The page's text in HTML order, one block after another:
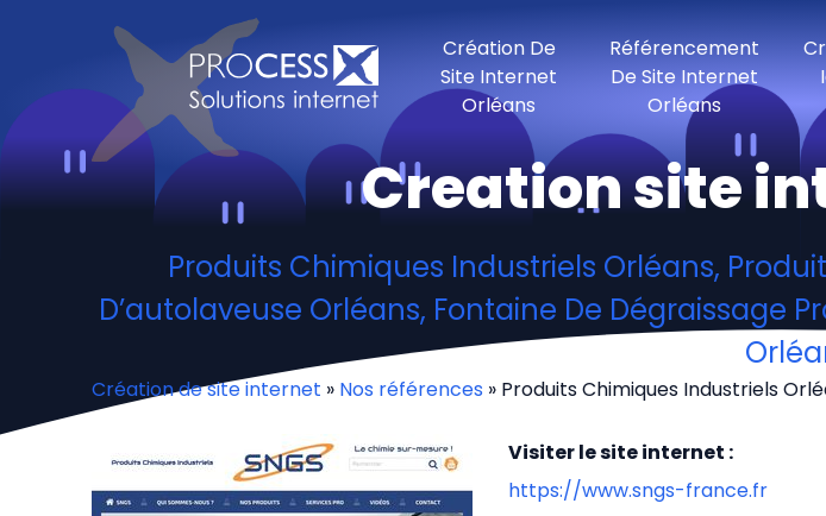
Création De
Site Internet
Orléans
Référencement
De Site Internet
Orléans
Creation site
Produits Chimiques Industriels Orléans,
D’autolaveuse Orléans, Fontaine De Dégraissage
Création de site internet » Nos références » Produits Chimiques Industriels
Visiter le site internet :
https://www.sngs-france.fr